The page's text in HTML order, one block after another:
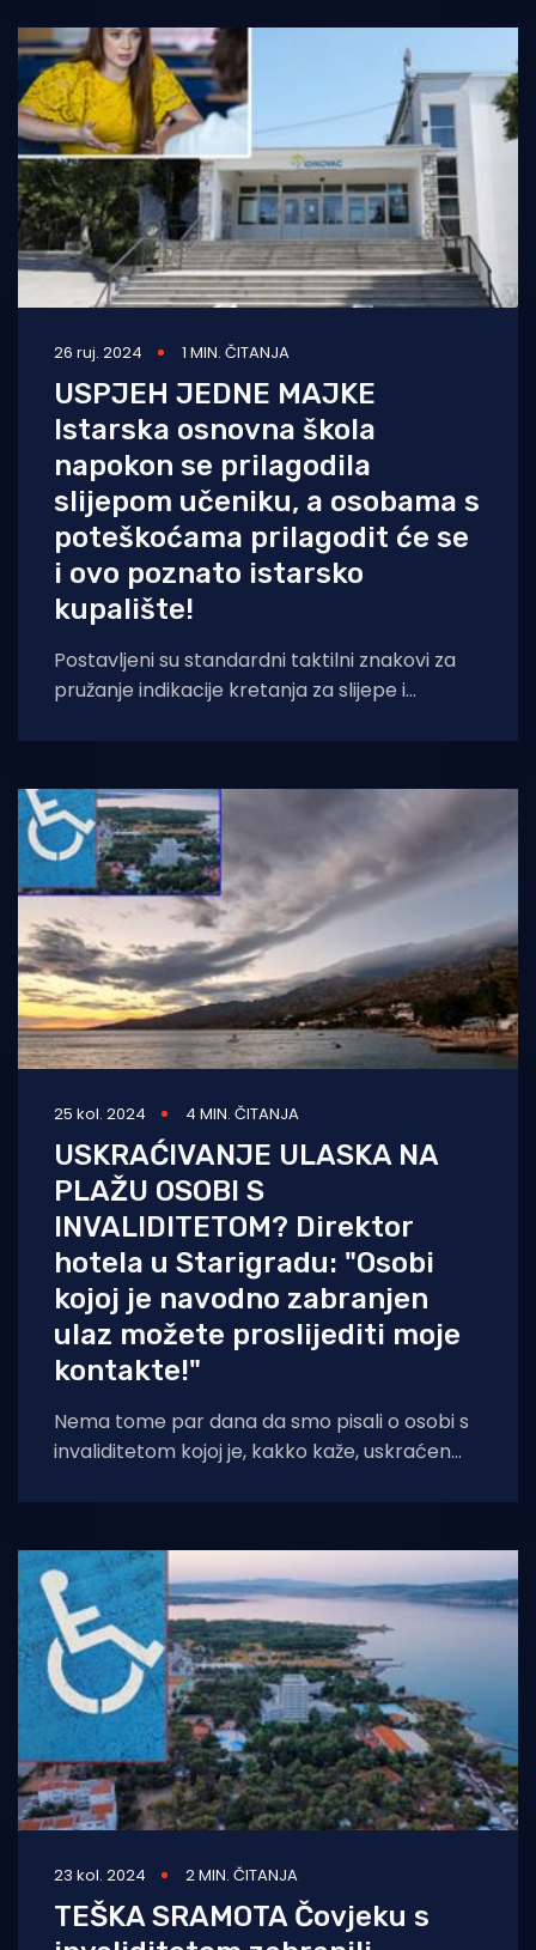
26 ruj. 2024 1 MIN. ČITANJA
USPJEH JEDNE MAJKE
Istarska osnovna škola
napokon se prilagodila
slijepom učeniku, a osobama s
poteškoćama prilagodit će se
i ovo poznato istarsko
kupalište!
Postavljeni su standardni taktilni znakovi za
pružanje indikacije kretanja za slijepe i
taktilnih oznaka te pločice
25 kol. 2024 4 MIN. ČITANJA
USKRAĆIVANJE ULASKA NA
PLAŽU OSOBI S
INVALIDITETOM? Direktor
hotela u Starigradu: "Osobi
kojoj je navodno zabranjen
ulaz možete proslijediti moje
kontakte!"
Nema tome par dana da smo pisali o osobi s
invaliditetom kojoj je, kakko kaže, uskraćen
23 kol. 2024 2 MIN. ČITANJA
TEŠKA SRAMOTA Čovjeku s